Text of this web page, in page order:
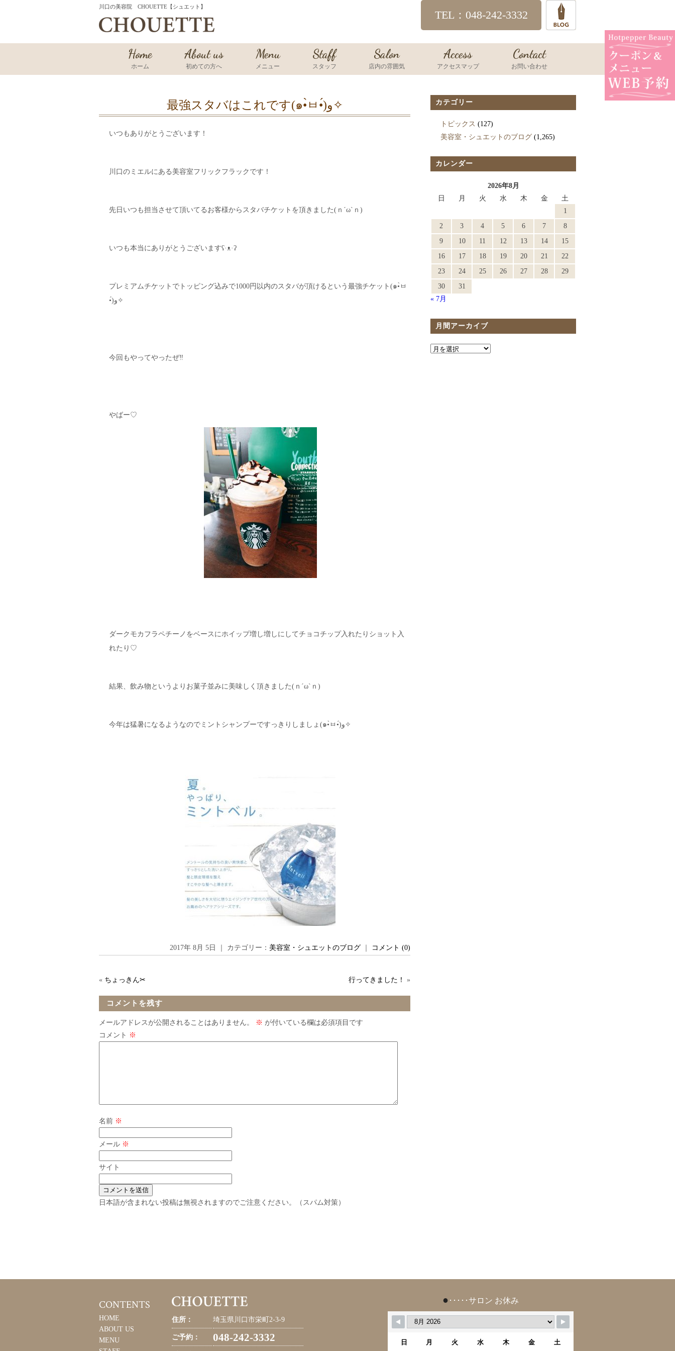
川口の美容院 CHOUETTE【シュエット】
TEL：048-242-3332
Home
ホーム
About us
初めての方へ
Menu
メニュー
Staff
スタッフ
Salon
店内の雰囲気
Access
アクセスマップ
Contact
お問い合わせ
最強スタバはこれです(๑•̀ㅂ•́)و✧
いつもありがとうございます！
川口のミエルにある美容室フリックフラックです！
先日いつも担当させて頂いてるお客様からスタバチケットを頂きました(ｎ´ω`ｎ)
いつも本当にありがとうございますʕ·ᴥ·ʔ
プレミアムチケットでトッピング込みで1000円以内のスタバが頂けるという最強チケット(๑•̀ㅂ
•́)و✧
今回もやってやったぜ‼︎
やばー♡
ダークモカフラペチーノをベースにホイップ増し増しにしてチョコチップ入れたりショット入
れたり♡
結果、飲み物というよりお菓子並みに美味しく頂きました(ｎ´ω`ｎ)
今年は猛暑になるようなのでミントシャンプーですっきりしましょ(๑•̀ㅂ•́)و✧
2017年 8月 5日 ｜ カテゴリー： 美容室・シュエットのブログ コメント (0)
« ちょっきん✂︎ 行ってきました！ »
コメントを残す
メールアドレスが公開されることはありません。 ※ が付いている欄は必須項目です
コメント ※
名前 ※
メール ※
サイト
日本語が含まれない投稿は無視されますのでご注意ください。（スパム対策）
カテゴリー
トピックス (127)
美容室・シュエットのブログ (1,265)
カレンダー
2026年8月
日
月 火 水 木 金
土
1
2
3 4 5 6 7
8
9
10 11 12 13 14
15
16
17 18 19 20 21
22
23
24 25 26 27 28
29
30
31
« 7月
月間アーカイブ
CONTENTS
HOME
ABOUT US
MENU
住所： 埼玉県川口市栄町2-3-9
ご予約： 048-242-3332
● ･････サロン お休み
日 月 火 水 木 金 土